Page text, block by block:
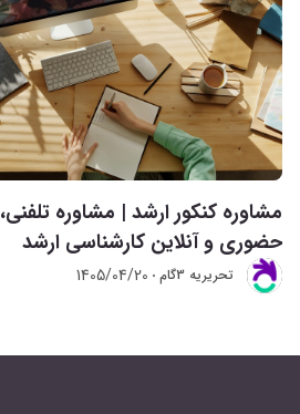
مشاوره کنکور ارشد | مشاوره تلفنی،
حضوری و آنلاین کارشناسی ارشد
تحريريه 3گام 1405/04/20